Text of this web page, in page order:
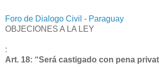
Foro de Dialogo Civil - Paraguay
OBJECIONES A LA LEY
:
Art. 18: “Será castigado con pena